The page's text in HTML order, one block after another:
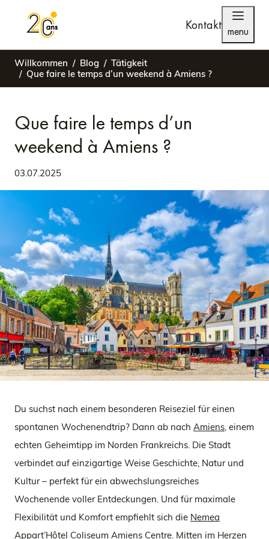
Kontakt menu
Willkommen Blog
Tätigkeit
Que faire le temps d’un weekend à Amiens ?
Que faire le temps d’un
weekend à Amiens ?
03.07.2025
Du suchst nach einem besonderen Reiseziel für einen
spontanen Wochenendtrip? Dann ab nach Amiens, einem
echten Geheimtipp im Norden Frankreichs. Die Stadt
verbindet auf einzigartige Weise Geschichte, Natur und
Kultur – perfekt für ein abwechslungsreiches
Wochenende voller Entdeckungen. Und für maximale
Flexibilität und Komfort empfiehlt sich die Nemea
Appart’Hôtel Coliseum Amiens Centre. Mitten im Herzen